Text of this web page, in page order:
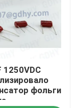
1250VDC
фольги